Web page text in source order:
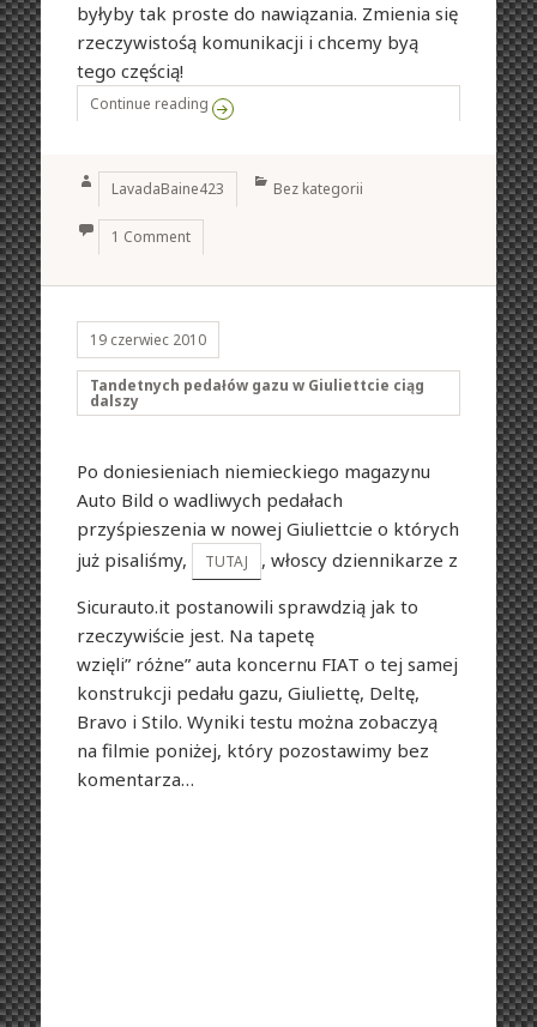
byłyby tak proste do nawiązania. Zmienia się
rzeczywistośą komunikacji i chcemy byą
tego częścią!
Continue reading 100-lecie Alfa Romeo na żywo!
Author
LavadaBaine423 Categories
Bez kategorii
1 Comment
19 czerwiec 2010
Tandetnych pedałów gazu w Giuliettcie ciąg
dalszy
Po doniesieniach niemieckiego magazynu
Auto Bild o wadliwych pedałach
przyśpieszenia w nowej Giuliettcie o których
już pisaliśmy,
TUTAJ
, włoscy dziennikarze z
Sicurauto.it postanowili sprawdzią jak to
rzeczywiście jest. Na tapetę
wzięli” różne” auta koncernu FIAT o tej samej
konstrukcji pedału gazu, Giuliettę, Deltę,
Bravo i Stilo. Wyniki testu można zobaczyą
na filmie poniżej, który pozostawimy bez
komentarza…